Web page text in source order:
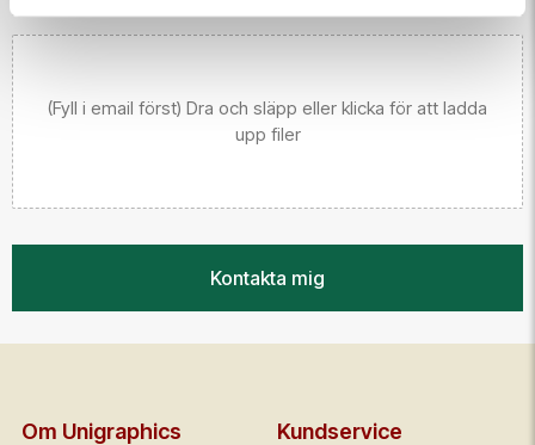
(Fyll i email först) Dra och släpp eller klicka för att ladda
upp filer
Kontakta mig
Om Unigraphics Kundservice